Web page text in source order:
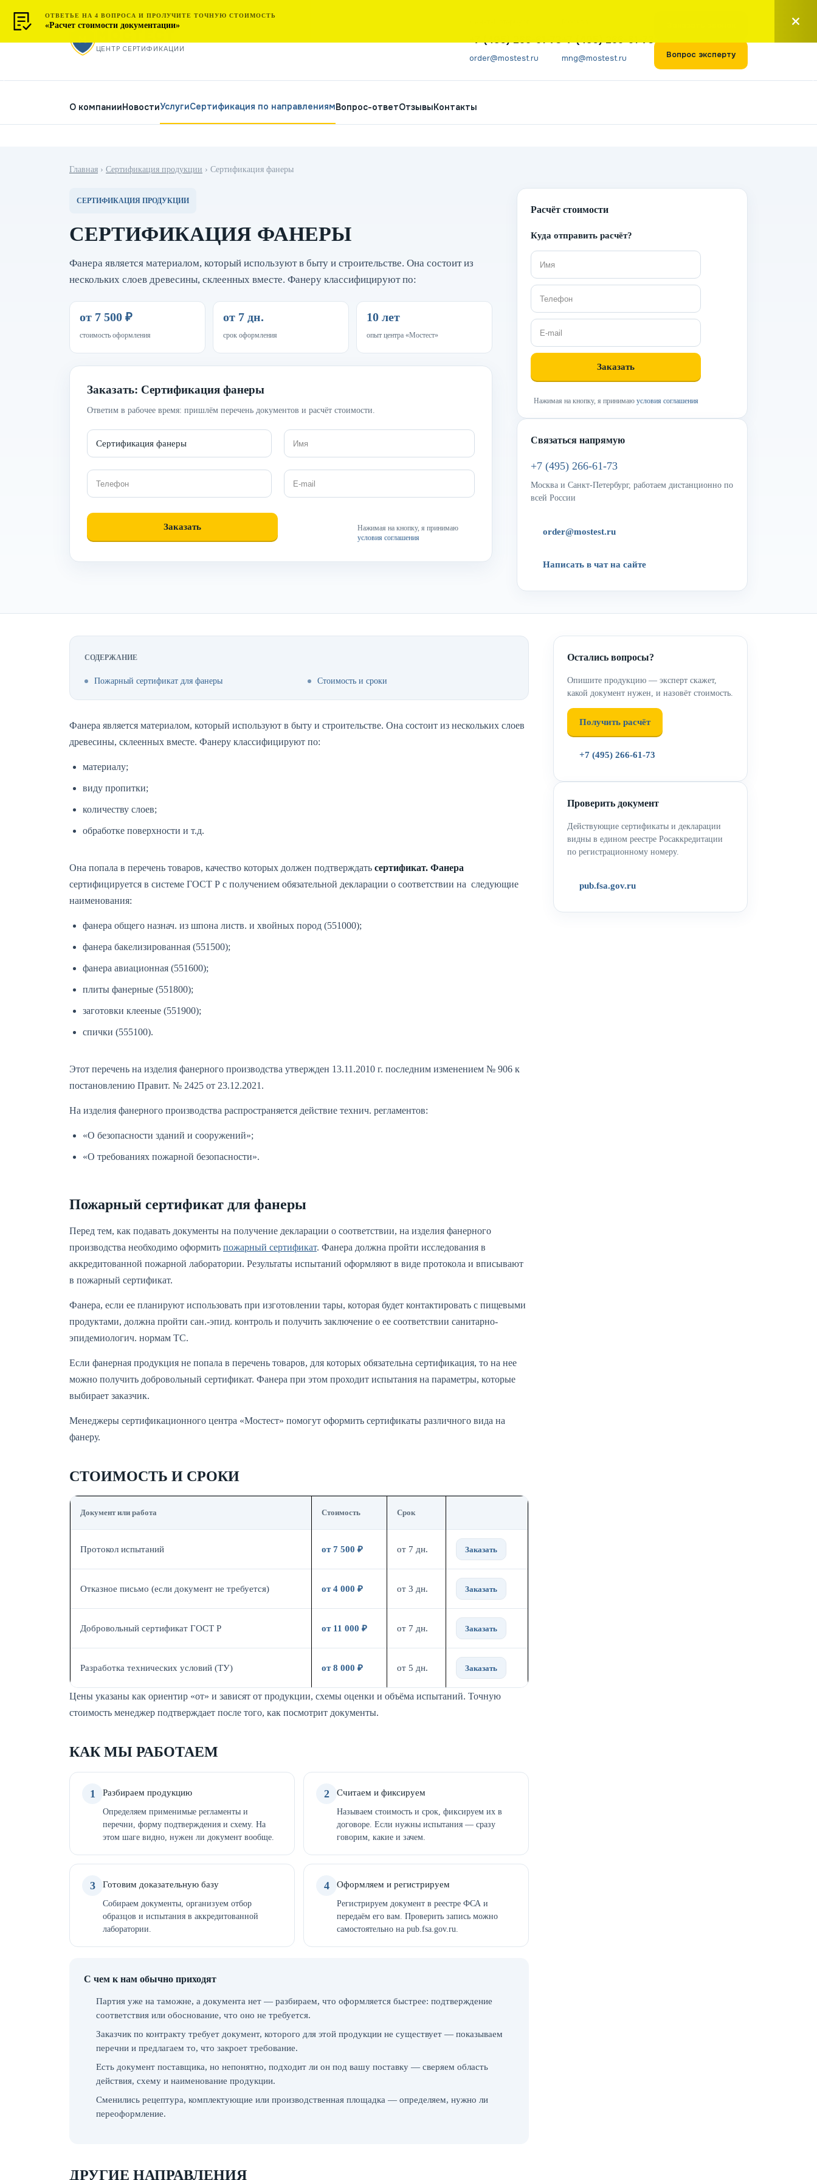
МОСТЕСТ
ЦЕНТР СЕРТИФИКАЦИИ
+7 (495) 266-61-73
order@mostest.ru
+7 (495) 266-61-73
mng@mostest.ru Вопрос эксперту
О компанииНовостиУслугиСертификация по направлениямВопрос-ответОтзывыКонтакты
Главная › Сертификация продукции › Сертификация фанеры
СЕРТИФИКАЦИЯ ПРОДУКЦИИ
СЕРТИФИКАЦИЯ ФАНЕРЫ
Фанера является материалом, который используют в быту и строительстве. Она состоит из
нескольких слоев древесины, склеенных вместе. Фанеру классифицируют по:
от 7 500 ₽
стоимость оформления
от 7 дн.
срок оформления
10 лет
опыт центра «Мостест»
Заказать: Сертификация фанеры
Ответим в рабочее время: пришлём перечень документов и расчёт стоимости.
Нажимая на кнопку, я принимаю
условия соглашения
Расчёт стоимости
Куда отправить расчёт?
Нажимая на кнопку, я принимаю условия соглашения
Связаться напрямую
+7 (495) 266-61-73
Москва и Санкт-Петербург, работаем дистанционно по
всей России
order@mostest.ru
Написать в чат на сайте
СОДЕРЖАНИЕ
Пожарный сертификат для фанеры Стоимость и сроки
Фанера является материалом, который используют в быту и строительстве. Она состоит из нескольких слоев
древесины, склеенных вместе. Фанеру классифицируют по:
материалу;
виду пропитки;
количеству слоев;
обработке поверхности и т.д.
Она попала в перечень товаров, качество которых должен подтверждать сертификат. Фанера
сертифицируется в системе ГОСТ Р с получением обязательной декларации о соответствии на следующие
наименования:
фанера общего назнач. из шпона листв. и хвойных пород (551000);
фанера бакелизированная (551500);
фанера авиационная (551600);
плиты фанерные (551800);
заготовки клееные (551900);
спички (555100).
Этот перечень на изделия фанерного производства утвержден 13.11.2010 г. последним изменением № 906 к
постановлению Правит. № 2425 от 23.12.2021.
На изделия фанерного производства распространяется действие технич. регламентов:
«О безопасности зданий и сооружений»;
«О требованиях пожарной безопасности».
Пожарный сертификат для фанеры
Перед тем, как подавать документы на получение декларации о соответствии, на изделия фанерного
производства необходимо оформить пожарный сертификат. Фанера должна пройти исследования в
аккредитованной пожарной лаборатории. Результаты испытаний оформляют в виде протокола и вписывают
в пожарный сертификат.
Фанера, если ее планируют использовать при изготовлении тары, которая будет контактировать с пищевыми
продуктами, должна пройти сан.-эпид. контроль и получить заключение о ее соответствии санитарно-
эпидемиологич. нормам ТС.
Если фанерная продукция не попала в перечень товаров, для которых обязательна сертификация, то на нее
можно получить добровольный сертификат. Фанера при этом проходит испытания на параметры, которые
выбирает заказчик.
Менеджеры сертификационного центра «Мостест» помогут оформить сертификаты различного вида на
фанеру.
СТОИМОСТЬ И СРОКИ
Документ или работа Стоимость Срок
Протокол испытаний от 7 500 ₽ от 7 дн. Заказать
Отказное письмо (если документ не требуется) от 4 000 ₽ от 3 дн. Заказать
Добровольный сертификат ГОСТ Р от 11 000 ₽ от 7 дн. Заказать
Разработка технических условий (ТУ) от 8 000 ₽ от 5 дн. Заказать
Цены указаны как ориентир «от» и зависят от продукции, схемы оценки и объёма испытаний. Точную
стоимость менеджер подтверждает после того, как посмотрит документы.
КАК МЫ РАБОТАЕМ
1 Разбираем продукцию
Определяем применимые регламенты и
перечни, форму подтверждения и схему. На
этом шаге видно, нужен ли документ вообще.
2 Считаем и фиксируем
Называем стоимость и срок, фиксируем их в
договоре. Если нужны испытания — сразу
говорим, какие и зачем.
3 Готовим доказательную базу
Собираем документы, организуем отбор
образцов и испытания в аккредитованной
лаборатории.
4 Оформляем и регистрируем
Регистрируем документ в реестре ФСА и
передаём его вам. Проверить запись можно
самостоятельно на pub.fsa.gov.ru.
С чем к нам обычно приходят
Партия уже на таможне, а документа нет — разбираем, что оформляется быстрее: подтверждение
соответствия или обоснование, что оно не требуется.
Заказчик по контракту требует документ, которого для этой продукции не существует — показываем
перечни и предлагаем то, что закроет требование.
Есть документ поставщика, но непонятно, подходит ли он под вашу поставку — сверяем область
действия, схему и наименование продукции.
Сменились рецептура, комплектующие или производственная площадка — определяем, нужно ли
переоформление.
ДРУГИЕ НАПРАВЛЕНИЯ
Остались вопросы?
Опишите продукцию — эксперт скажет,
какой документ нужен, и назовёт стоимость.
Получить расчёт
+7 (495) 266-61-73
Проверить документ
Действующие сертификаты и декларации
видны в едином реестре Росаккредитации
по регистрационному номеру.
pub.fsa.gov.ru
ОТВЕТЬЕ НА 4 ВОПРОСА И ПРОЛУЧИТЕ ТОЧНУЮ СТОИМОСТЬ
«Расчет стоимости документации»